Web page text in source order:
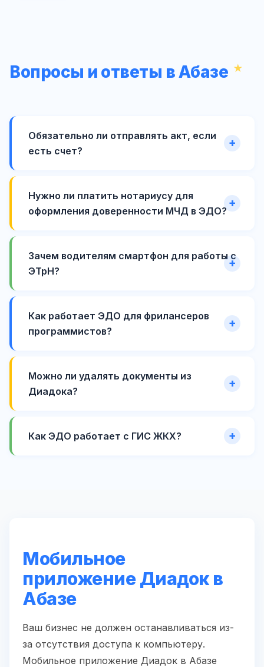
Вопросы и ответы в Абазе
Обязательно ли отправлять акт, если
есть счет?
Нужно ли платить нотариусу для
оформления доверенности МЧД в ЭДО?
Зачем водителям смартфон для работы с
ЭТрН?
Как работает ЭДО для фрилансеров
программистов?
Можно ли удалять документы из
Диадока?
Как ЭДО работает с ГИС ЖКХ?
Мобильное
приложение Диадок в
Абазе
Ваш бизнес не должен останавливаться из-
за отсутствия доступа к компьютеру.
Мобильное приложение Диадок в Абазе